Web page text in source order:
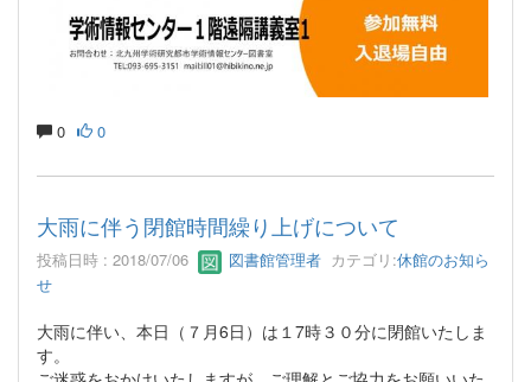
0 0
大雨に伴う閉館時間繰り上げについて
投稿日時 : 2018/07/06 図書館管理者 カテゴリ:休館のお知ら
せ
大雨に伴い、本日（７月6日）は１7時３０分に閉館いたしま
す。